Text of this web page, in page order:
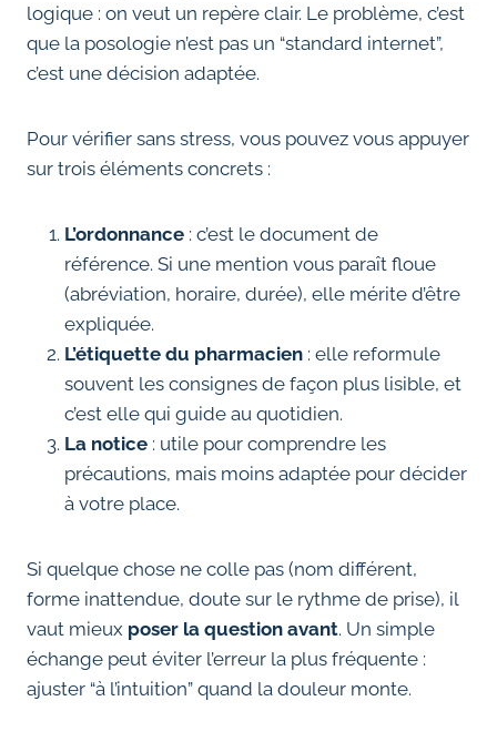
logique : on veut un repère clair. Le problème, c’est
que la posologie n’est pas un “standard internet”,
c’est une décision adaptée.
Pour vérifier sans stress, vous pouvez vous appuyer
sur trois éléments concrets :
L’ordonnance : c’est le document de
référence. Si une mention vous paraît floue
(abréviation, horaire, durée), elle mérite d’être
expliquée.
L’étiquette du pharmacien : elle reformule
souvent les consignes de façon plus lisible, et
c’est elle qui guide au quotidien.
La notice : utile pour comprendre les
précautions, mais moins adaptée pour décider
à votre place.
Si quelque chose ne colle pas (nom différent,
forme inattendue, doute sur le rythme de prise), il
vaut mieux poser la question avant. Un simple
échange peut éviter l’erreur la plus fréquente :
ajuster “à l’intuition” quand la douleur monte.